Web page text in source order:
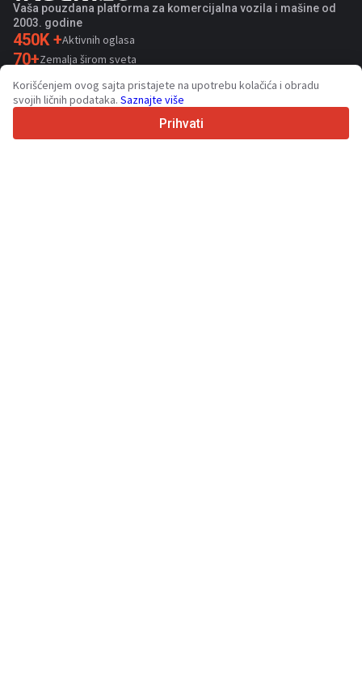
Vaša pouzdana platforma za komercijalna vozila i mašine od
2003. godine
450K +Aktivnih oglasa
70+Zemalja širom sveta
36Podržanih jezika
4.7/5
Korišćenjem ovog sajta pristajete na upotrebu kolačića i obradu
svojih ličnih podataka. Saznajte više
Prihvati